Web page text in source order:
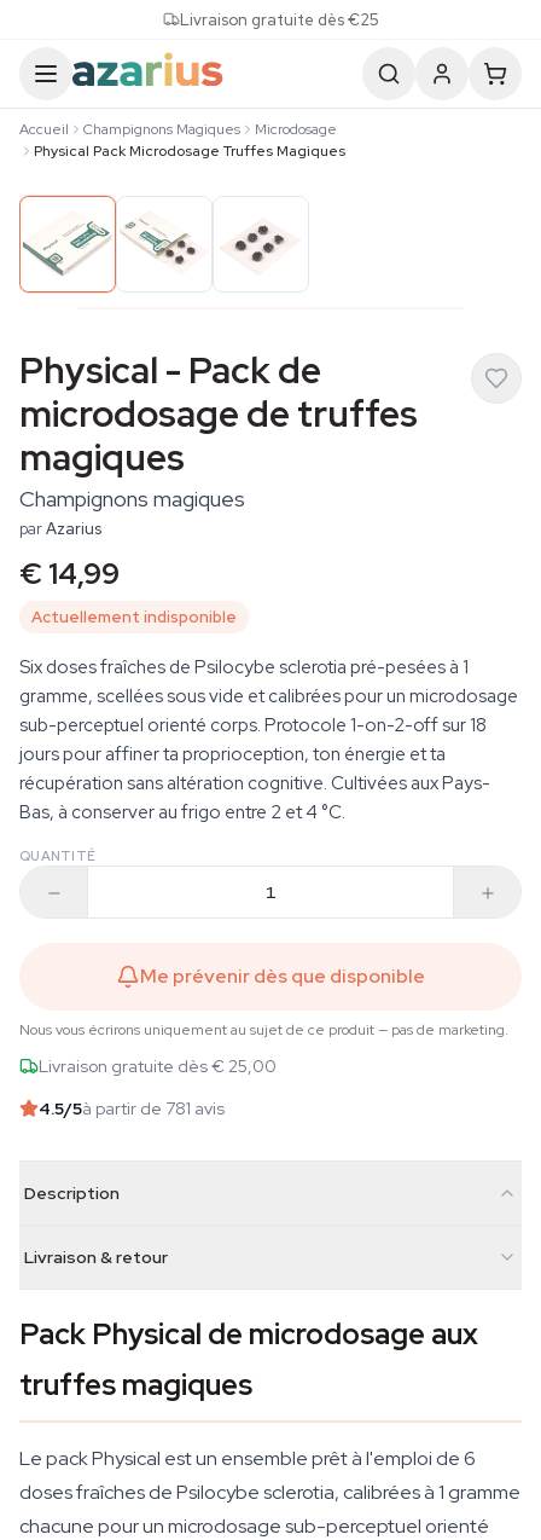
Livraison gratuite dès €25
Accueil Champignons Magiques
Microdosage
Physical Pack Microdosage Truffes Magiques
Physical - Pack de
microdosage de truffes
magiques
Champignons magiques
parAzarius
€ 14,99
Actuellement indisponible
Six doses fraîches de Psilocybe sclerotia pré-pesées à 1
gramme, scellées sous vide et calibrées pour un microdosage
sub-perceptuel orienté corps. Protocole 1-on-2-off sur 18
jours pour affiner ta proprioception, ton énergie et ta
récupération sans altération cognitive. Cultivées aux Pays-
Bas, à conserver au frigo entre 2 et 4 °C.
QUANTITÉ
Me prévenir dès que disponible
Nous vous écrirons uniquement au sujet de ce produit — pas de marketing.
Livraison gratuite dès € 25,00
4.5/5à partir de 781 avis
Description
Livraison & retour
Pack Physical de microdosage aux
truffes magiques
Le pack Physical est un ensemble prêt à l'emploi de 6
doses fraîches de Psilocybe sclerotia, calibrées à 1 gramme
chacune pour un microdosage sub-perceptuel orienté